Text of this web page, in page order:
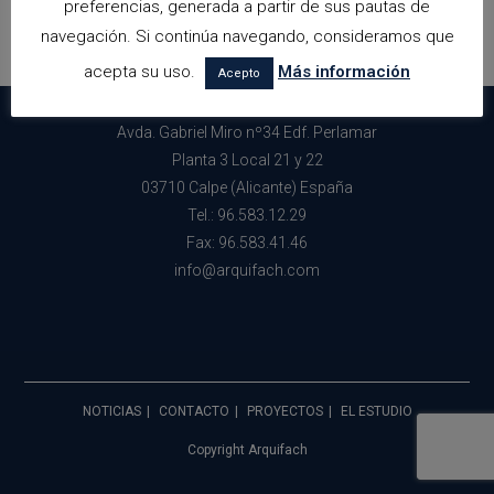
Avda. Gabriel Miro nº34 Edf. Perlamar
Planta 3 Local 21 y 22
03710 Calpe (Alicante) España
Tel.: 96.583.12.29
Fax: 96.583.41.46
info@arquifach.com
NOTICIAS CONTACTO PROYECTOS EL ESTUDIO
Copyright Arquifach
preferencias, generada a partir de sus pautas de
navegación. Si continúa navegando, consideramos que
acepta su uso.
Acepto Más información